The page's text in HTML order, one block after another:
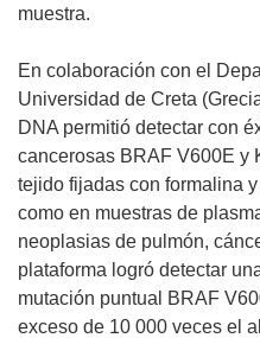
muestra.
En colaboración con el
Universidad de Creta
DNA permitió detectar con
cancerosas BRAF V600E y
tejido fijadas con formalina
como en muestras de
neoplasias de pulmón,
plataforma logró detectar
mutación puntual BRAF
exceso de 10 000 veces el